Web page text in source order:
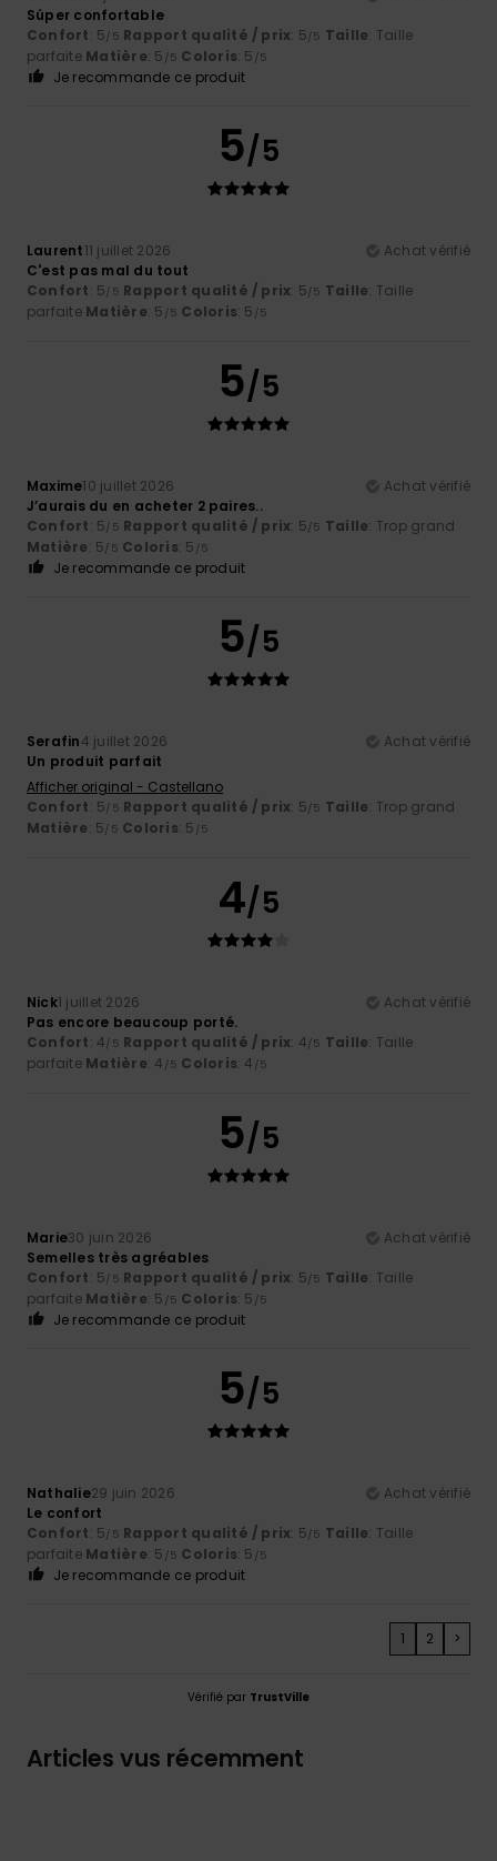
Súper confortable
Confort: 5/5 Rapport qualité / prix: 5/5 Taille: Taille
parfaite Matière: 5 /5 Coloris: 5 /5
Je recommande ce produit
5/5
Laurent11 juillet 2026
Achat vérifié
C'est pas mal du tout
Confort: 5/5 Rapport qualité / prix: 5/5 Taille: Taille
parfaite Matière: 5 /5 Coloris: 5 /5
5/5
Maxime10 juillet 2026
Achat vérifié
J’aurais du en acheter 2 paires..
Confort: 5/5 Rapport qualité / prix: 5/5 Taille: Trop grand
Matière: 5/5 Coloris: 5 /5
Je recommande ce produit
5/5
Serafin4 juillet 2026
Achat vérifié
Un produit parfait
Afficher original - Castellano
Confort: 5/5 Rapport qualité / prix: 5/5 Taille: Trop grand
Matière: 5/5 Coloris: 5 /5
4/5
Nick1 juillet 2026
Achat vérifié
Pas encore beaucoup porté.
Confort: 4/5 Rapport qualité / prix: 4/5 Taille: Taille
parfaite Matière: 4 /5 Coloris: 4 /5
5/5
Marie30 juin 2026
Achat vérifié
Semelles très agréables
Confort: 5/5 Rapport qualité / prix: 5/5 Taille: Taille
parfaite Matière: 5 /5 Coloris: 5 /5
Je recommande ce produit
5/5
Nathalie29 juin 2026
Achat vérifié
Le confort
Confort: 5/5 Rapport qualité / prix: 5/5 Taille: Taille
parfaite Matière: 5 /5 Coloris: 5 /5
Je recommande ce produit
1 2 >
Vérifié par TrustVille
Articles vus récemment